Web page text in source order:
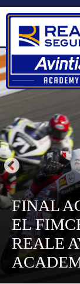
Skip
content
FINAL
EL
REALE